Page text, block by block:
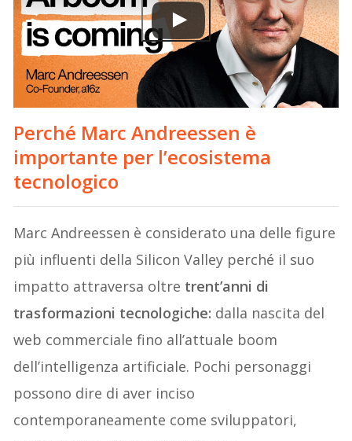
Perché Marc Andreessen è
importante per l’ecosistema
tecnologico
Marc Andreessen è considerato una delle figure
più influenti della Silicon Valley perché il suo
impatto attraversa oltre trent’anni di
trasformazioni tecnologiche: dalla nascita del
web commerciale fino all’attuale boom
dell’intelligenza artificiale. Pochi personaggi
possono dire di aver inciso
contemporaneamente come sviluppatori,